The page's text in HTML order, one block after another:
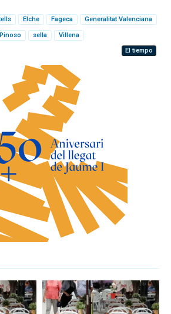
Elche Fageca Generalitat Valenciana
Pinoso sella
Villena
El tiempo